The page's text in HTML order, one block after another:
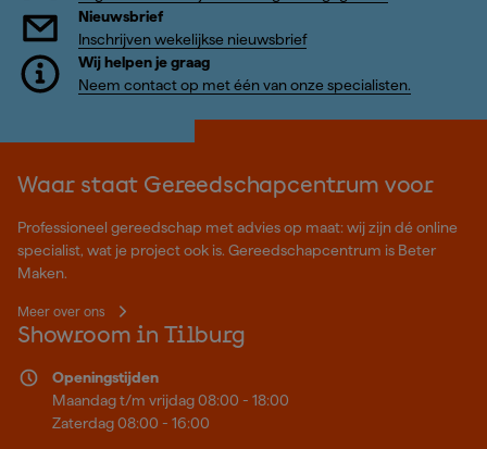
Nieuwsbrief
Inschrijven wekelijkse nieuwsbrief
Wij helpen je graag
Neem contact op met één van onze specialisten.
Waar staat Gereedschapcentrum voor
Professioneel gereedschap met advies op maat: wij zijn dé online
specialist, wat je project ook is. Gereedschapcentrum is Beter
Maken.
Meer over ons
Showroom in Tilburg
Openingstijden
Maandag t/m vrijdag 08:00 - 18:00
Zaterdag 08:00 - 16:00